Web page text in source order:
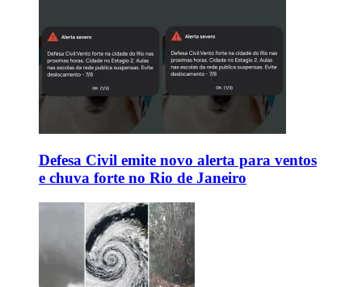
Defesa Civil emite novo alerta para ventos
e chuva forte no Rio de Janeiro